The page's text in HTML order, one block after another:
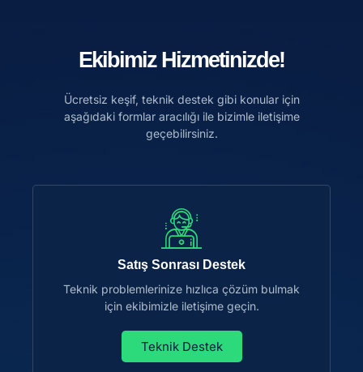
Ekibimiz Hizmetinizde!
Ücretsiz keşif, teknik destek gibi konular için
aşağıdaki formlar aracılığı ile bizimle iletişime
geçebilirsiniz.
Satış Sonrası Destek
Teknik problemlerinize hızlıca çözüm bulmak
için ekibimizle iletişime geçin.
Teknik Destek